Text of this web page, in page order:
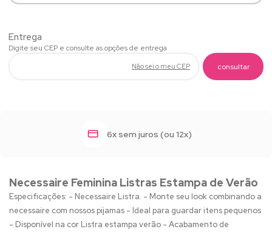
Não sei o meu CEP
6x sem juros (ou 12x)
Necessaire Feminina Listras Estampa de Verão
Especificações: - Necessaire Listra. - Monte seu look combinando a
necessaire com nossos pijamas - Ideal para guardar itens pequenos
- Disponível na cor Listra estampa verão - Acabamento de